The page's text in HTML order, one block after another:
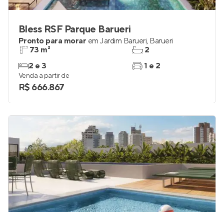
Bless RSF Parque Barueri
Pronto para morar em Jardim Barueri, Barueri
73 m²
2 e 3
2
1 e 2
Venda a partir de
R$ 666.867